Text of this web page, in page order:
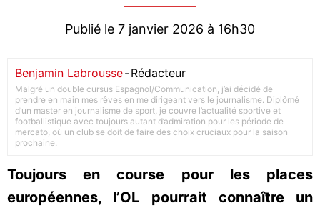
Publié le 7 janvier 2026 à 16h30
Benjamin Labrousse-Rédacteur
Malgré un double cursus Espagnol/Communication, j’ai décidé de
prendre en main mes rêves en me dirigeant vers le journalisme. Diplômé
d’un master en journalisme de sport, je couvre l’actualité sportive et
footballistique avec toujours autant d’admiration pour les période de
mercato, où un club se doit de faire des choix cruciaux pour la saison
prochaine.
Toujours en course pour les places
européennes, l’OL pourrait connaître un